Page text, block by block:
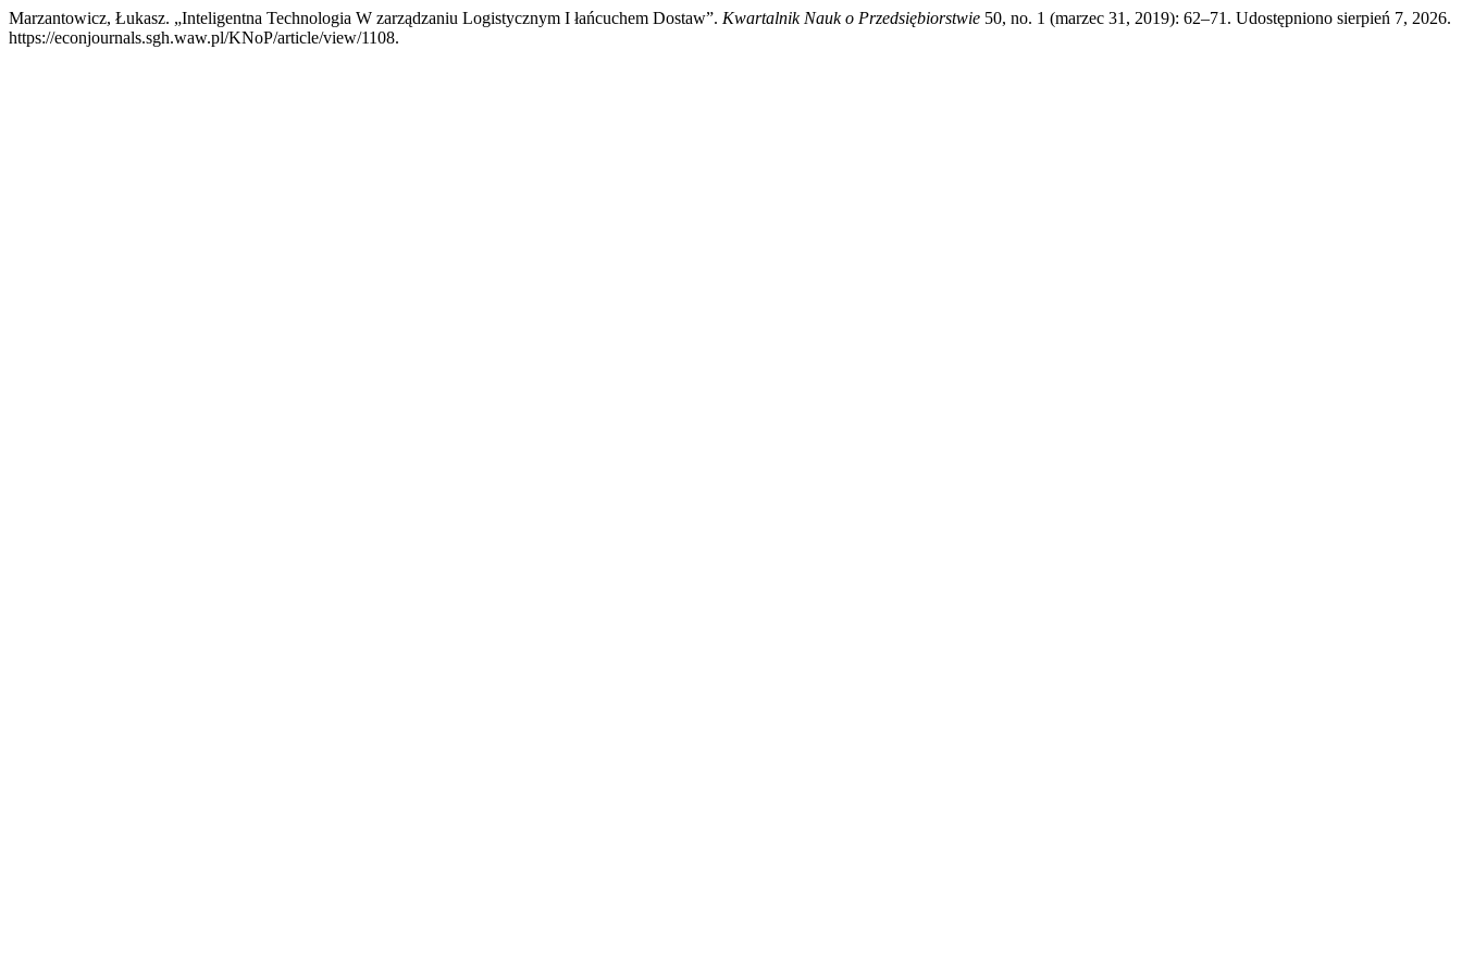
Marzantowicz, Łukasz. „Inteligentna Technologia W zarządzaniu Logistycznym I łańcuchem Dostaw”. Kwartalnik Nauk o Przedsiębiorstwie 50, no. 1 (marzec 31, 2019): 62–71. Udostępniono sierpień 7, 2026.
https://econjournals.sgh.waw.pl/KNoP/article/view/1108.